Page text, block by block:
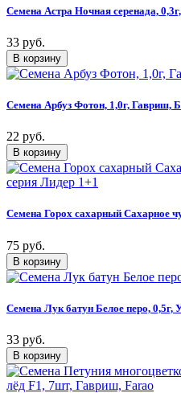
Семена Астра Ночная серенада,
33 руб.
Семена Арбуз Фотон, 1,0г, Гавриш,
22 руб.
Семена Горох сахарный Сахарное
75 руб.
Семена Лук батун Белое перо, 0,5г,
33 руб.